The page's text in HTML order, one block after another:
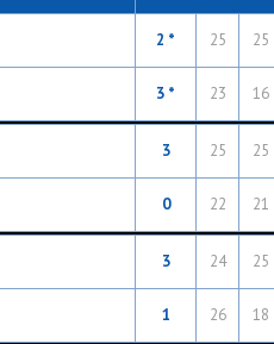
2 * 25 25
3 * 23 16
3 25 25
0 22 21
3 24 25
1 26 18